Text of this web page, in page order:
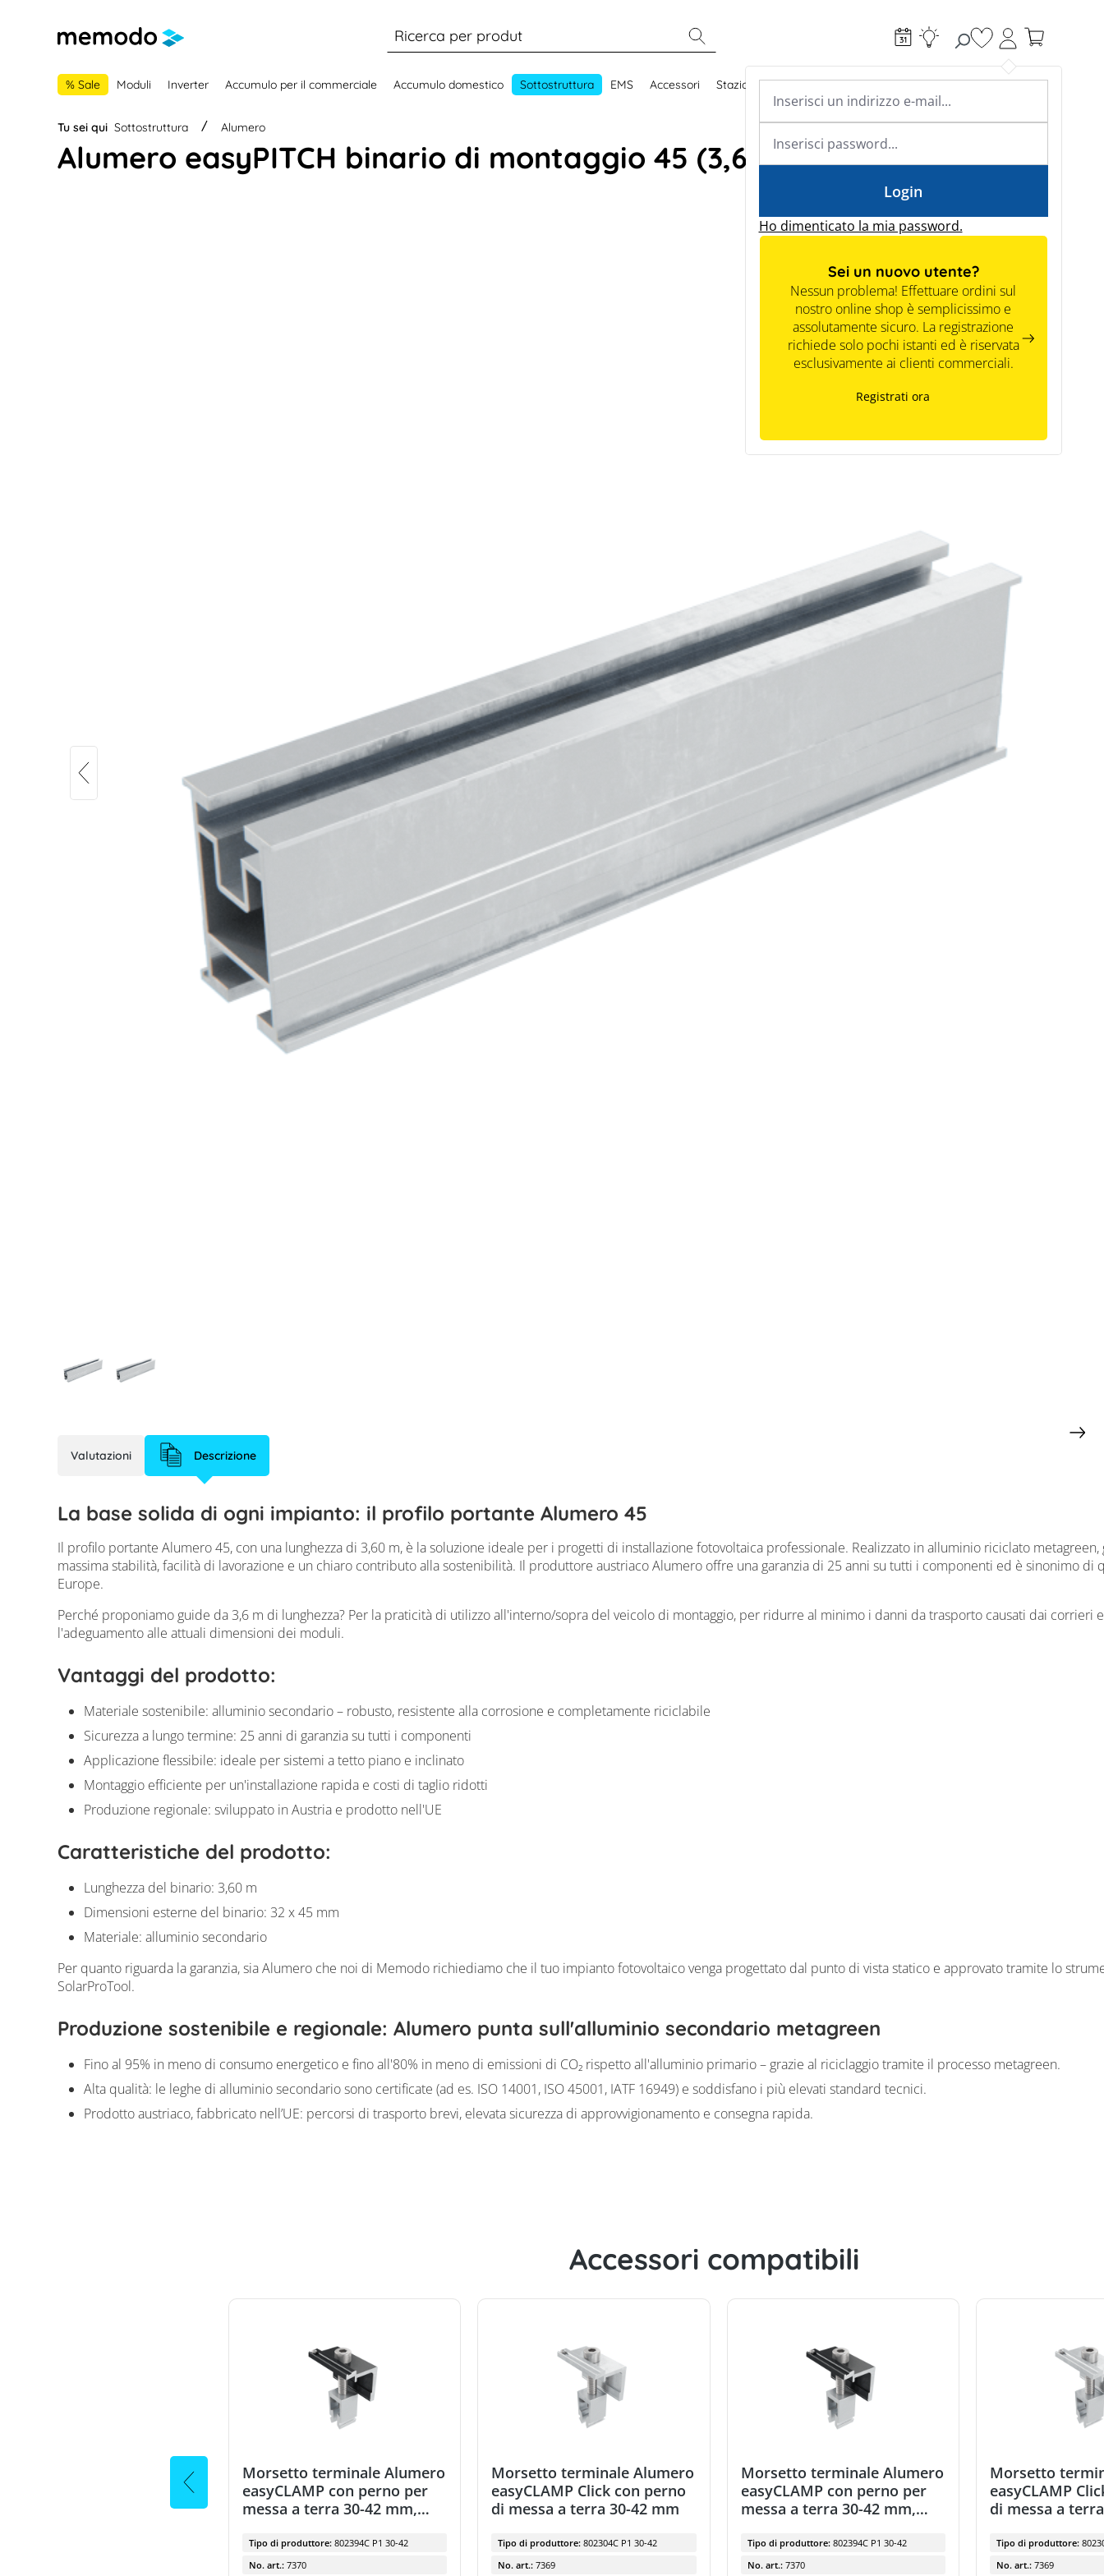
Academy & Webinars
Conoscenza specialistica
News
Hai 0 articoli nella
Ho dimenticato la mia password.
Login
Sei un nuovo utente?
Nessun problema! Effettuare ordini sul
nostro online shop è semplicissimo e
assolutamente sicuro. La registrazione
richiede solo pochi istanti ed è riservata
esclusivamente ai clienti commerciali.
Registrati ora
% Sale Moduli Inverter Accumulo per il commerciale Accumulo domestico Sottostruttura EMS Accessori Stazioni di ricarica Riscaldamento
Tu sei qui Sottostruttura Alumero
Alumero easyPITCH binario di montaggio 45 (3,6 m)
Alumero easyPITCH binario di montaggio 45 (3,6 m)
Valutazioni Descrizione
La base solida di ogni impianto: il profilo portante Alumero 45
Il profilo portante Alumero 45, con una lunghezza di 3,60 m, è la soluzione ideale per i progetti di installazione fotovoltaica professionale. Realizzato in alluminio riciclato metagreen,
massima stabilità, facilità di lavorazione e un chiaro contributo alla sostenibilità. Il produttore austriaco Alumero offre una garanzia di 25 anni su tutti i componenti ed è sinonimo di
Europe.
Perché proponiamo guide da 3,6 m di lunghezza? Per la praticità di utilizzo all'interno/sopra del veicolo di montaggio, per ridurre al minimo i danni da trasporto causati dai corrieri
l'adeguamento alle attuali dimensioni dei moduli.
Vantaggi del prodotto:
Materiale sostenibile: alluminio secondario – robusto, resistente alla corrosione e completamente riciclabile
Sicurezza a lungo termine: 25 anni di garanzia su tutti i componenti
Applicazione flessibile: ideale per sistemi a tetto piano e inclinato
Montaggio efficiente per un'installazione rapida e costi di taglio ridotti
Produzione regionale: sviluppato in Austria e prodotto nell'UE
Caratteristiche del prodotto:
Lunghezza del binario: 3,60 m
Dimensioni esterne del binario: 32 x 45 mm
Materiale: alluminio secondario
Per quanto riguarda la garanzia, sia Alumero che noi di Memodo richiediamo che il tuo impianto fotovoltaico venga progettato dal punto di vista statico e approvato tramite lo
SolarProTool.
Produzione sostenibile e regionale: Alumero punta sull'alluminio secondario metagreen
Fino al 95% in meno di consumo energetico e fino all'80% in meno di emissioni di CO₂ rispetto all'alluminio primario – grazie al riciclaggio tramite il processo metagreen.
Alta qualità: le leghe di alluminio secondario sono certificate (ad es. ISO 14001, ISO 45001, IATF 16949) e soddisfano i più elevati standard tecnici.
Prodotto austriaco, fabbricato nell’UE: percorsi di trasporto brevi, elevata sicurezza di approvvigionamento e consegna rapida.
Accessori compatibili
terminale Alumero
Click con perno
messa a terra 30-42 mm
Morsetto terminale Alumero
easyCLAMP con perno per
messa a terra 30-42 mm,
Tipo di produttore: 802394C P1 30-42
No. art.: 7370
Morsetto terminale Alumero
easyCLAMP Click con perno
di messa a terra 30-42 mm
Tipo di produttore:802304C P1 30-42
No. art.:7369
Morsetto terminale Alumero
easyCLAMP con perno per
messa a terra 30-42 mm,
Tipo di produttore: 802394C P1 30-42
No. art.: 7370
Morsetto
easyCLAMP
di messa a
Tipo di produttore:
No. art.: 7369